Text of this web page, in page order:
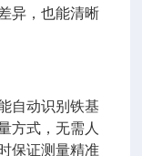
异，也能清晰
自动识别铁基
方式，无需人
保证测量精准